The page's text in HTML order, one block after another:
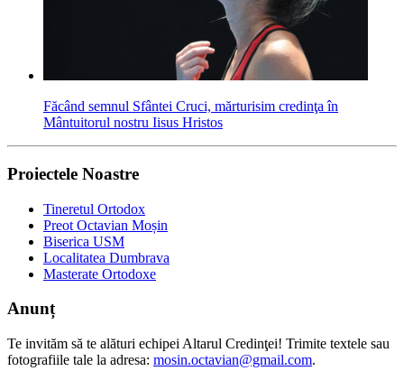
Făcând semnul Sfântei Cruci, mărturisim credinţa în
Mântuitorul nostru Iisus Hristos
Proiectele Noastre
Tineretul Ortodox
Preot Octavian Moșin
Biserica USM
Localitatea Dumbrava
Masterate Ortodoxe
Anunț
Te invităm să te alături echipei Altarul Credinţei! Trimite textele sau
fotografiile tale la adresa: mosin.octavian@gmail.com.